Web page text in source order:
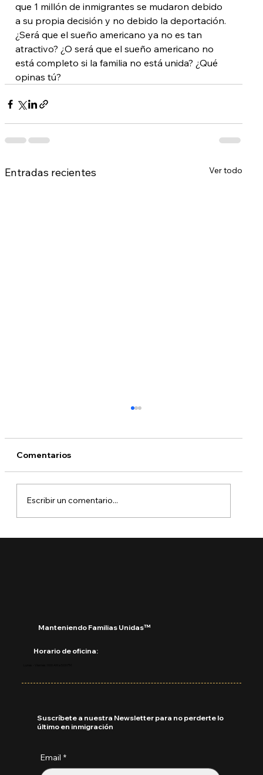
que 1 millón de inmigrantes se mudaron debido
a su propia decisión y no debido la deportación.
¿Será que el sueño americano ya no es tan
atractivo? ¿O será que el sueño americano no
está completo si la familia no está unida? ¿Qué
opinas tú?
Entradas recientes Ver todo
¿Qué está pasando con DACA?
Comentarios
Escribir un comentario...
Manteniendo Familias Unidas™
Horario de oficina:
Email *
Suscríbete a nuestra Newsletter para no perderte lo
último en inmigración